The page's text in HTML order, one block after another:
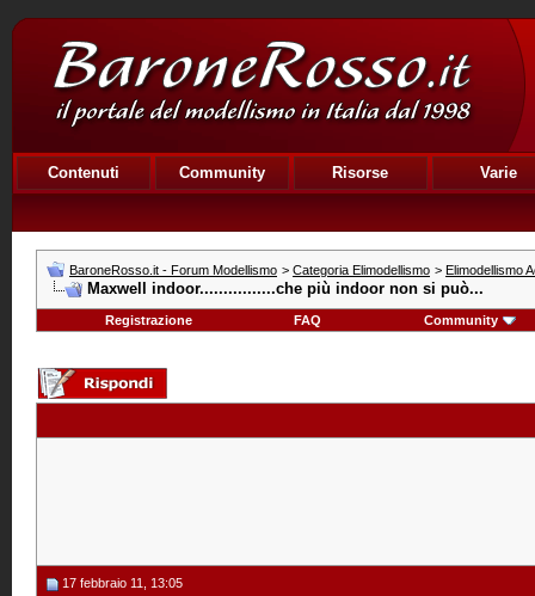
Contenuti Community Risorse Varie
BaroneRosso.it - Forum Modellismo > Categoria Elimodellismo > Elimodellismo
Maxwell indoor................che più indoor non si può...
Registrazione FAQ Community
17 febbraio 11, 13:05